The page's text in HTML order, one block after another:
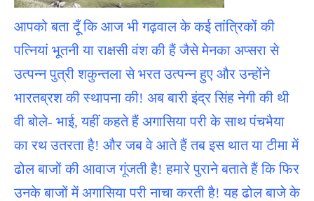
आपको बता दूँ कि आज भी गढ़वाल के कई तांत्रिकों की
पत्नियां भूतनी या राक्षसी वंश की हैं जैसे मेनका अप्सरा से
उत्पन्न पुत्री शकुन्तला से भरत उत्पन्न हुए और उन्होंने
भारतब्रश की स्थापना की! अब बारी इंद्र सिंह नेगी की थी
वी बोले- भाई, यहीं कहते हैं अगासिया परी के साथ पंचभैया
का रथ उतरता है! और जब वे आते हैं तब इस थात या टीमा में
ढोल बाजों की आवाज गूंजती है! हमारे पुराने बताते हैं कि फिर
उनके बाजों में अगासिया परी नाचा करती है! यह ढोल बाजे के